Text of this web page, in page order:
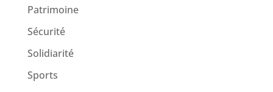
Patrimoine
Sécurité
Solidiarité
Sports